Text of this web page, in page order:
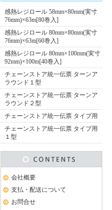
感熱レジロール 58mm×80mm(実寸
76mm)×63m[80巻入]
感熱レジロール 80mm×80mm(実寸
76mm)×63m[60巻入]
感熱レジロール 80mm×100mm(実寸
92mm)×100m[40巻入]
チェーンストア統一伝票 ターンア
ラウンド１型
チェーンストア統一伝票 ターンア
ラウンド２型
チェーンストア統一伝票 タイプ用
チェーンストア統一伝票 タイプ用
１型
会社概要
支払・配送について
お問合せ